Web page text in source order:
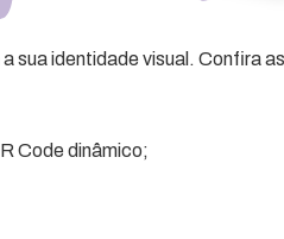
sua identidade visual. Confira
Code dinâmico;